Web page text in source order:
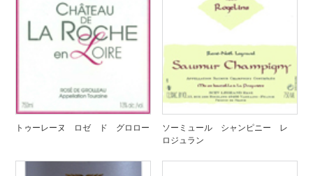
トゥーレーヌ ロゼ ド グロロー
ソーミュール シャンピニー レ
ロジュラン